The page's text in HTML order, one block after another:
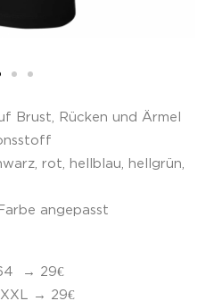
Brust, Rücken und Ärmel
rot, hellblau, hellgrün,
angepasst
→ 29€
→ 29€